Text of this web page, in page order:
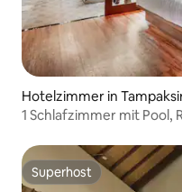
Hotelzimmer in
1 Schlafzimmer mit Pool,
Superhost
Superhost